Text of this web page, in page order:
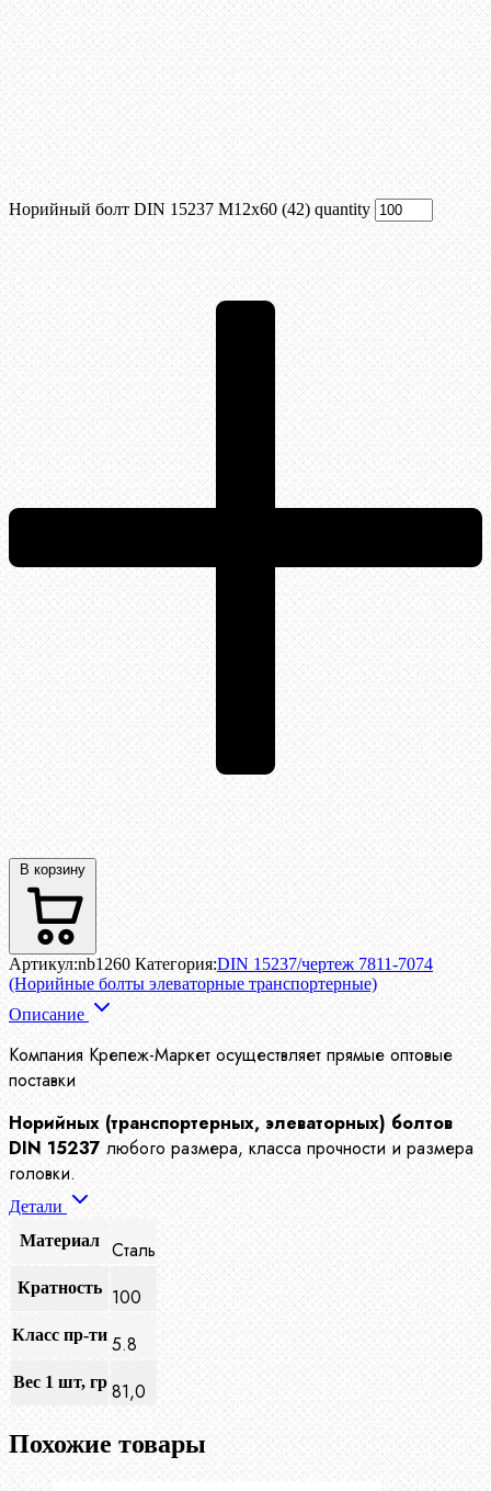
Норийный болт DIN 15237 М12х60 (42) quantity
В корзину
Артикул:nb1260 Категория:DIN 15237/чертеж 7811-7074
(Норийные болты элеваторные транспортерные)
Описание
Компания Крепеж-Маркет осуществляет прямые оптовые
поставки
Норийных (транспортерных, элеваторных) болтов
DIN 15237 любого размера, класса прочности и размера
головки.
Детали
Материал
Сталь
Кратность 100
Класс пр-ти 5.8
Вес 1 шт, гр 81,0
Похожие товары